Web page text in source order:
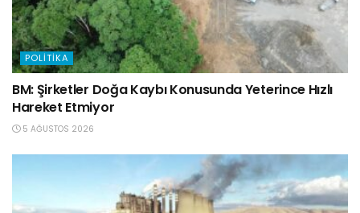
POLITIKA
BM: Şirketler Doğa Kaybı Konusunda Yeterince Hızlı
Hareket Etmiyor
5 AĞUSTOS 2026